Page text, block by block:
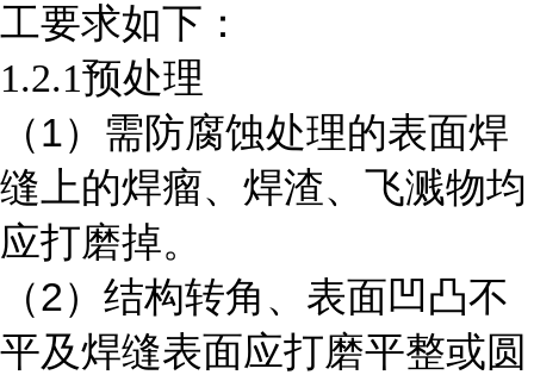
工要求如下：
1.2.1预处理
（1）需防腐蚀处理的表面焊
缝上的焊瘤、焊渣、飞溅物均
应打磨掉。
（2）结构转角、表面凹凸不
平及焊缝表面应打磨平整或圆